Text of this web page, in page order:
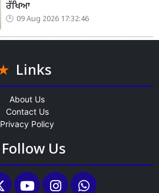
ਰੱਖਿਆ
09 Aug 2026 17:32:46
Links
About Us
Contact Us
Privacy Policy
Follow Us